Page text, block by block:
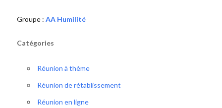
Groupe : AA Humilité
Catégories
Réunion à thème
Réunion de rétablissement
Réunion en ligne